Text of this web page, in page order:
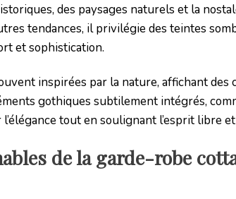
des paysages naturels et la
tendances, il privilégie des teintes
et sophistication.
inspirées par la nature, affichant
gothiques subtilement intégrés,
tout en soulignant l’esprit libre
de la garde-robe